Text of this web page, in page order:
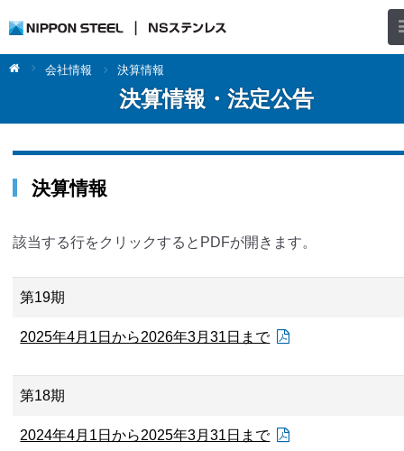
会社情報 決算情報
決算情報・法定公告
決算情報
該当する行をクリックするとPDFが開きます。
第19期
2025年4月1日から2026年3月31日まで
第18期
2024年4月1日から2025年3月31日まで